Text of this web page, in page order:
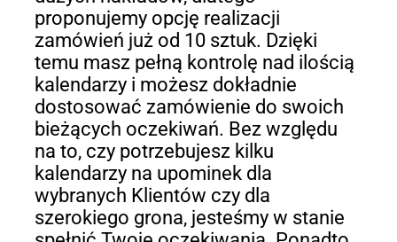
proponujemy opcję realizacji
zamówień już od 10 sztuk. Dzięki
temu masz pełną kontrolę nad ilością
kalendarzy i możesz dokładnie
dostosować zamówienie do swoich
bieżących oczekiwań. Bez względu
na to, czy potrzebujesz kilku
kalendarzy na upominek dla
wybranych Klientów czy dla
szerokiego grona, jesteśmy w stanie